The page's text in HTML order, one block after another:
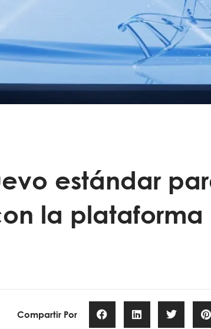
estándar
la plataforma
Compartir Por